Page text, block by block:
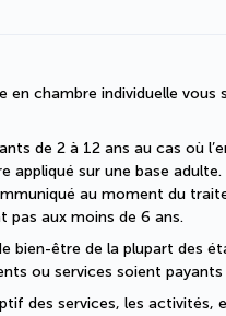
en chambre individuelle
de 2 à 12 ans au cas où
sur une base
au moment du
pas aux moins de 6 ans.
bien-être de la plupart des
ou services soient
des services, les